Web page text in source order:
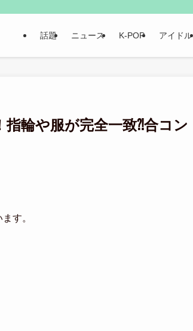
話題 ニュース K-POP アイドル
指輪や服が完全一致⁈合コン
す。